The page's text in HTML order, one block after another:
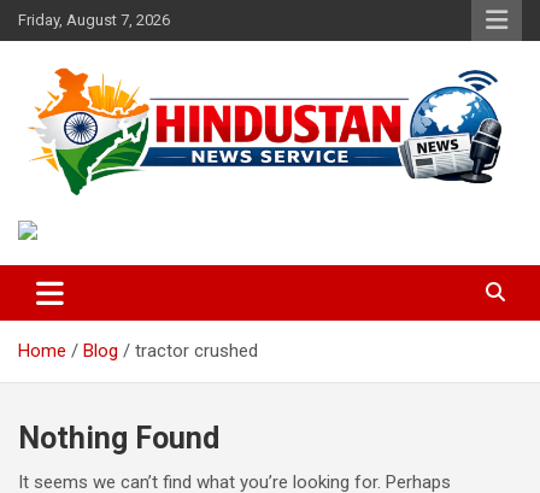
Skip
to
Friday, August 7, 2026
Hindustan News Service
Home Blog tractor crushed
Nothing Found
It seems we can’t find what you’re looking for. Perhaps